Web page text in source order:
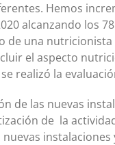
Hemos
alcanzando los
de una
el aspecto
realizó la
de las nuevas
de la